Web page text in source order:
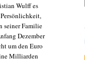
Wulff es
seiner Familie
Dezember
um den Euro
Milliarden